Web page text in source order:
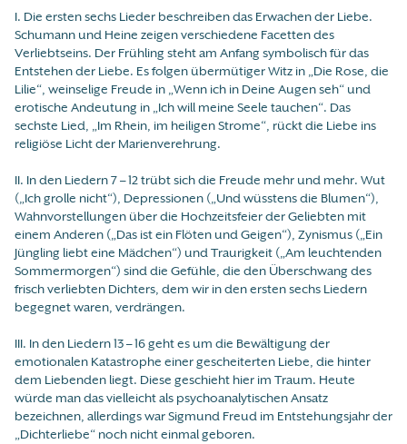
I. Die ersten sechs Lieder beschreiben das Erwachen der Liebe.
Schumann und Heine zeigen verschiedene Facetten des
Verliebtseins. Der Frühling steht am Anfang symbolisch für das
Entstehen der Liebe. Es folgen übermütiger Witz in „Die Rose, die
Lilie“, weinselige Freude in „Wenn ich in Deine Augen seh“ und
erotische Andeutung in „Ich will meine Seele tauchen“. Das
sechste Lied, „Im Rhein, im heiligen Strome“, rückt die Liebe ins
religiöse Licht der Marienverehrung.
II. In den Liedern 7 – 12 trübt sich die Freude mehr und mehr. Wut
(„Ich grolle nicht“), Depressionen („Und wüsstens die Blumen“),
Wahnvorstellungen über die Hochzeitsfeier der Geliebten mit
einem Anderen („Das ist ein Flöten und Geigen“), Zynismus („Ein
Jüngling liebt eine Mädchen“) und Traurigkeit („Am leuchtenden
Sommermorgen“) sind die Gefühle, die den Überschwang des
frisch verliebten Dichters, dem wir in den ersten sechs Liedern
begegnet waren, verdrängen.
III. In den Liedern 13 – 16 geht es um die Bewältigung der
emotionalen Katastrophe einer gescheiterten Liebe, die hinter
dem Liebenden liegt. Diese geschieht hier im Traum. Heute
würde man das vielleicht als psychoanalytischen Ansatz
bezeichnen, allerdings war Sigmund Freud im Entstehungsjahr der
„Dichterliebe“ noch nicht einmal geboren.